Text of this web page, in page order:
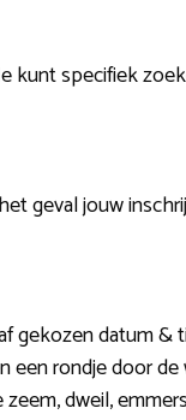
kunt specifiek
geval jouw
datum &
rondje door
dweil,